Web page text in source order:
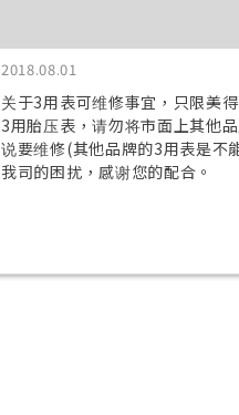
2018.08.01
关于3用表可维修事宜，只限美
3用胎压表，请勿将市面上其他
说要维修(其他品牌的3用表是不
我司的困扰，感谢您的配合。